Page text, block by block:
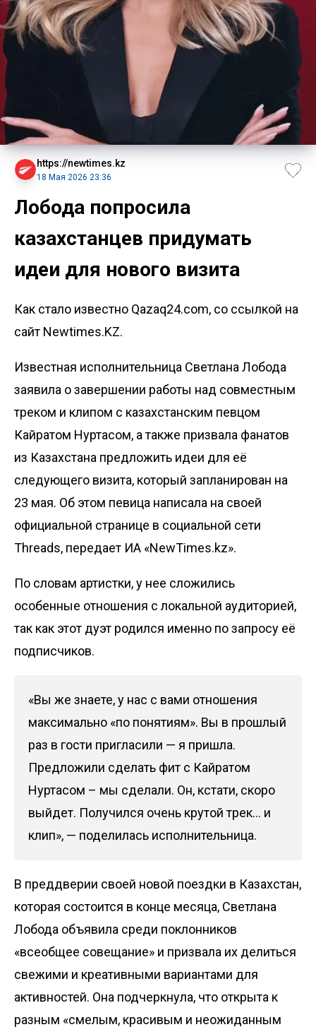
https://newtimes.kz
18 Мая 2026 23:36
Лобода попросила
казахстанцев придумать
идеи для нового визита
Как стало известно Qazaq24.com, со ссылкой на
сайт Newtimes.KZ.
Известная исполнительница Светлана Лобода
заявила о завершении работы над совместным
треком и клипом с казахстанским певцом
Кайратом Нуртасом, а также призвала фанатов
из Казахстана предложить идеи для её
следующего визита, который запланирован на
23 мая. Об этом певица написала на своей
официальной странице в социальной сети
Threads, передает ИА «NewTimes.kz».
По словам артистки, у нее сложились
особенные отношения с локальной аудиторией,
так как этот дуэт родился именно по запросу её
подписчиков.
«Вы же знаете, у нас с вами отношения
максимально «по понятиям». Вы в прошлый
раз в гости пригласили — я пришла.
Предложили сделать фит с Кайратом
Нуртасом – мы сделали. Он, кстати, скоро
выйдет. Получился очень крутой трек… и
клип», — поделилась исполнительница.
В преддверии своей новой поездки в Казахстан,
которая состоится в конце месяца, Светлана
Лобода объявила среди поклонников
«всеобщее совещание» и призвала их делиться
свежими и креативными вариантами для
активностей. Она подчеркнула, что открыта к
разным «смелым, красивым и неожиданным